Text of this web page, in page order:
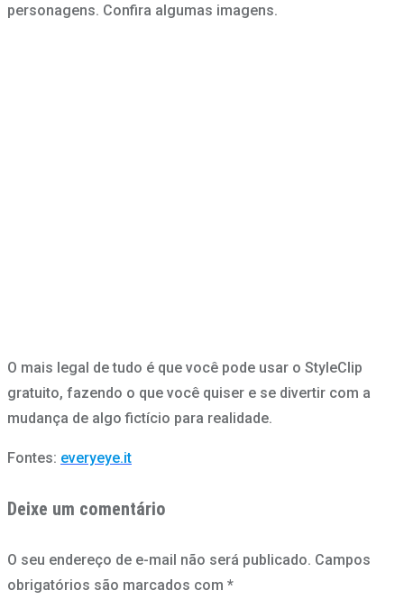
personagens. Confira algumas imagens.
O mais legal de tudo é que você pode usar o StyleClip
gratuito, fazendo o que você quiser e se divertir com a
mudança de algo fictício para realidade.
Fontes: everyeye.it
Deixe um comentário
O seu endereço de e-mail não será publicado. Campos
obrigatórios são marcados com *